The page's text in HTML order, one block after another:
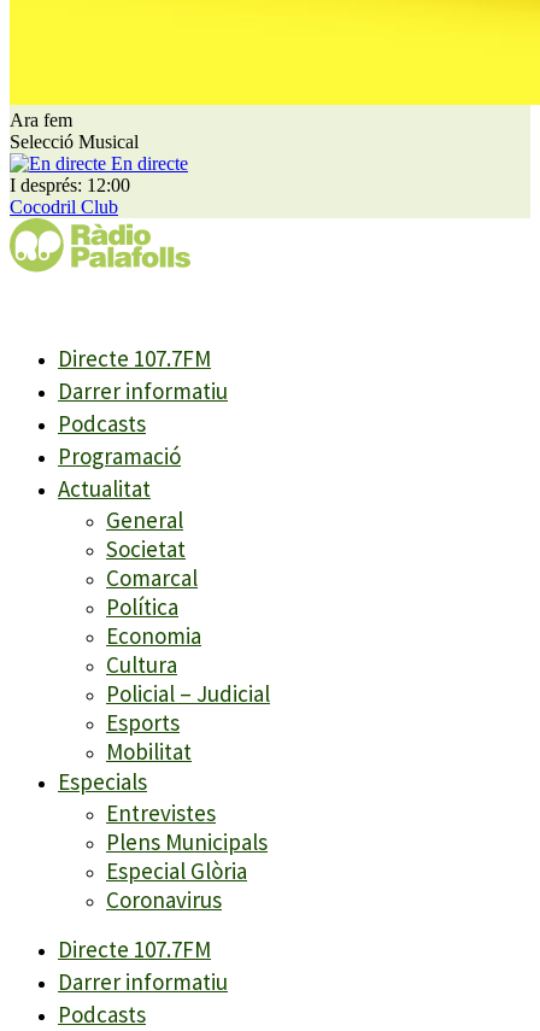
Ara fem
Selecció Musical
En directe
I després: 12:00
Cocodril Club
Directe 107.7FM
Darrer informatiu
Podcasts
Programació
Actualitat
General
Societat
Comarcal
Política
Economia
Cultura
Policial – Judicial
Esports
Mobilitat
Especials
Entrevistes
Plens Municipals
Especial Glòria
Coronavirus
Directe 107.7FM
Darrer informatiu
Podcasts